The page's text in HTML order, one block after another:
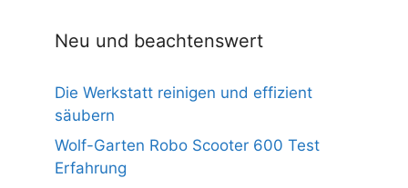
Neu und beachtenswert
Die Werkstatt reinigen und effizient
säubern
Wolf-Garten Robo Scooter 600 Test
Erfahrung